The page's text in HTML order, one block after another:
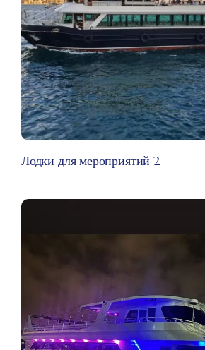
Лодки для мероприятий 2